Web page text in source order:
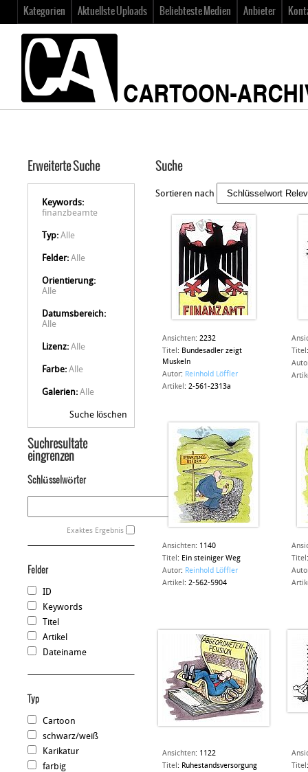
Kategorien Aktuellste Uploads Beliebteste Medien Anbieter
Erweiterte Suche
Keywords:
finanzbeamte
Typ: Alle
Felder: Alle
Orientierung:
Alle
Datumsbereich:
Alle
Lizenz: Alle
Farbe: Alle
Galerien: Alle
Suche löschen
Suchresultate
eingrenzen
Schlüsselwörter
Exaktes Ergebnis
Felder
ID
Keywords
Titel
Artikel
Dateiname
Typ
Cartoon
schwarz/weiß
Karikatur
farbig
Suche
Sortieren nach
Ansichten: 2232
Titel : Bundesadler zeigt
Muskeln
Autor: Reinhold Löffler
Artikel : 2-561-2313a
Titel
Ansichten: 1140
Titel : Ein steiniger Weg
Autor: Reinhold Löffler
Artikel : 2-562-5904
Titel
Ansichten: 1122
Titel : Ruhestandsversorgung
Titel